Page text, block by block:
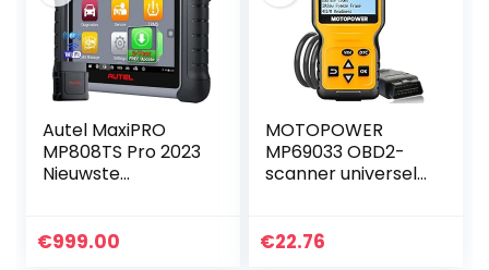
Autel MaxiPRO
MP808TS Pro 2023
Nieuwste
Jaar Gratis
€999.00
MOTOPOWER
MP69033 OBD2-
scanner universele
CAN-diagnose-
€22.76